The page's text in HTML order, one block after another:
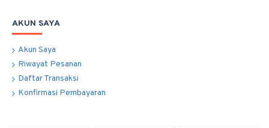
AKUN SAYA
Akun Saya
Riwayat Pesanan
Daftar Transaksi
Konfirmasi Pembayaran